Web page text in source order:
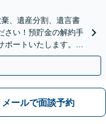
、遺産分割、遺言書
さい！預貯金の解約手
ートいたします。
メールで面談予約